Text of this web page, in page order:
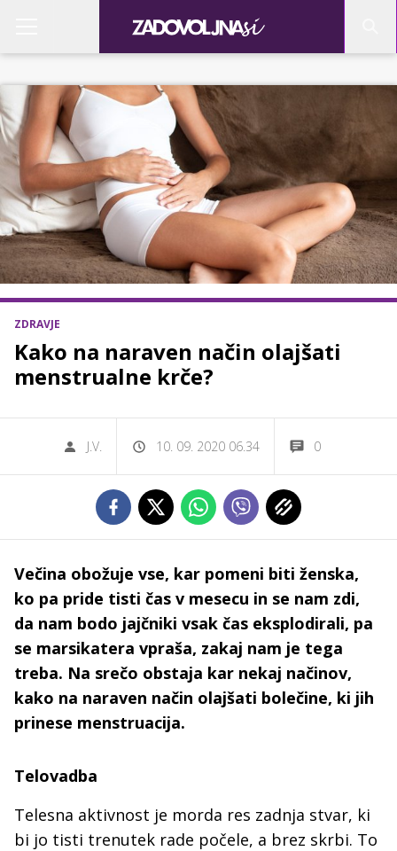
ZDRAVJE
Kako na naraven način olajšati
menstrualne krče?
J.V. 10. 09. 2020 06.34 0
Večina obožuje vse, kar pomeni biti ženska,
ko pa pride tisti čas v mesecu in se nam zdi,
da nam bodo jajčniki vsak čas eksplodirali, pa
se marsikatera vpraša, zakaj nam je tega
treba. Na srečo obstaja kar nekaj načinov,
kako na naraven način olajšati bolečine, ki jih
prinese menstruacija.
Telovadba
Telesna aktivnost je morda res zadnja stvar, ki
bi jo tisti trenutek rade počele, a brez skrbi. To